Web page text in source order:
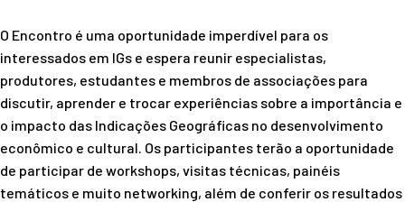
O Encontro é uma oportunidade imperdível para os
interessados em IGs e espera reunir especialistas,
produtores, estudantes e membros de associações para
discutir, aprender e trocar experiências sobre a importância e
o impacto das Indicações Geográficas no desenvolvimento
econômico e cultural. Os participantes terão a oportunidade
de participar de workshops, visitas técnicas, painéis
temáticos e muito networking, além de conferir os resultados